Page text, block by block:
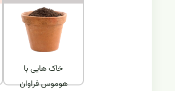
خاک هایی با
هوموس فراوان